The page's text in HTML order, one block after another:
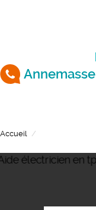
Annemasse
Accueil